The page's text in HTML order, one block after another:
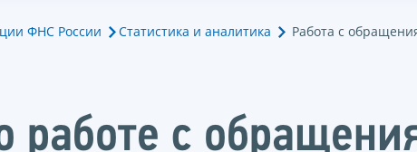
ФНС России Статистика и аналитика Работа с
работе с